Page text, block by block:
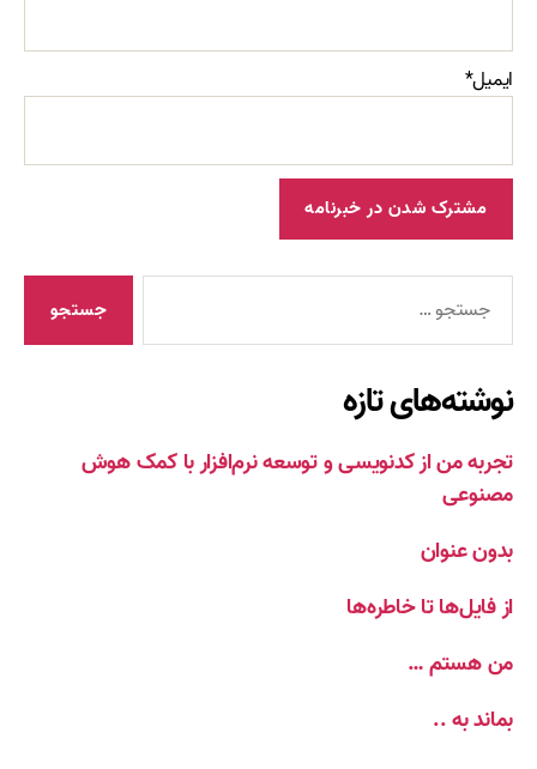
ایمیل*
نوشته‌های تازه
تجربه من از کدنویسی و توسعه نرم‌افزار با کمک هوش
مصنوعی
بدون عنوان
از فایل‌ها تا خاطره‌ها
من هستم …
بماند به ..